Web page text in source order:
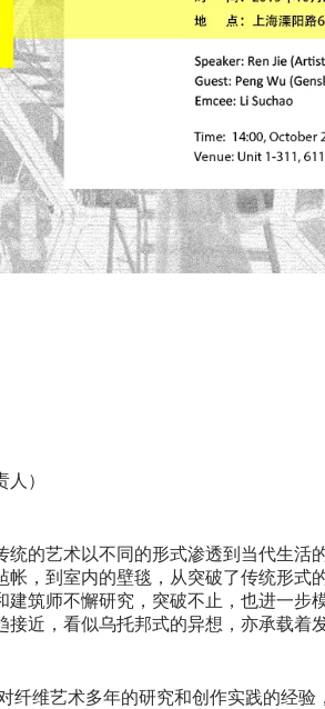
）
的艺术以不同的形式渗透到当代生活
，到室内的壁毯，从突破了传统形式
筑师不懈研究，突破不止，也进一步
近，看似乌托邦式的异想，亦承载着
维艺术多年的研究和创作实践的经验